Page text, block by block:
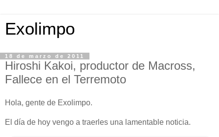
Exolimpo
18 de marzo de 2011
Hiroshi Kakoi, productor de Macross,
Fallece en el Terremoto
Hola, gente de Exolimpo.
El día de hoy vengo a traerles una lamentable noticia.